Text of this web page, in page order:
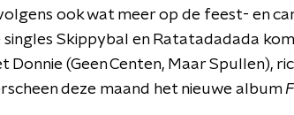
ook wat meer op de feest- en
Skippybal en Ratatadadada
(Geen Centen, Maar Spullen),
deze maand het nieuwe album